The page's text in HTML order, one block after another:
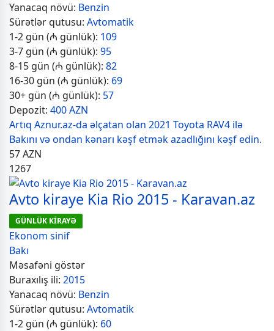
Yanacaq növü: Benzin
Sürətlər qutusu: Avtomatik
1-2 gün (₼ günlük): 109
3-7 gün (₼ günlük): 95
8-15 gün (₼ günlük): 82
16-30 gün (₼ günlük): 69
30+ gün (₼ günlük): 57
Depozit: 400 AZN
Artıq Aznur.az-da əlçatan olan 2021 Toyota RAV4 ilə
Bakını və ondan kənarı kəşf etmək azadlığını kəşf edin.
57AZN
1267
Avto kiraye Kia Rio 2015 - Karavan.az
GÜNLÜK KİRAYƏ
Ekonom sinif
Bakı
Məsafəni göstər
Buraxılış ili: 2015
Yanacaq növü: Benzin
Sürətlər qutusu: Avtomatik
1-2 gün (₼ günlük): 60